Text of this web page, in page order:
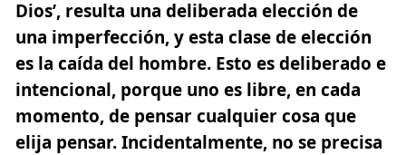
Dios’, resulta una deliberada elección de
una imperfección, y esta clase de elección
es la caída del hombre. Esto es deliberado e
intencional, porque uno es libre, en cada
momento, de pensar cualquier cosa que
elija pensar. Incidentalmente, no se precisa